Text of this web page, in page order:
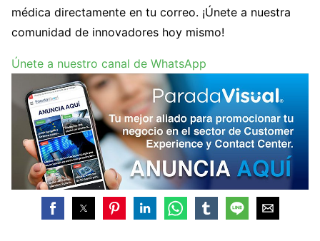
médica directamente en tu correo. ¡Únete a nuestra
comunidad de innovadores hoy mismo!
Únete a nuestro canal de WhatsApp